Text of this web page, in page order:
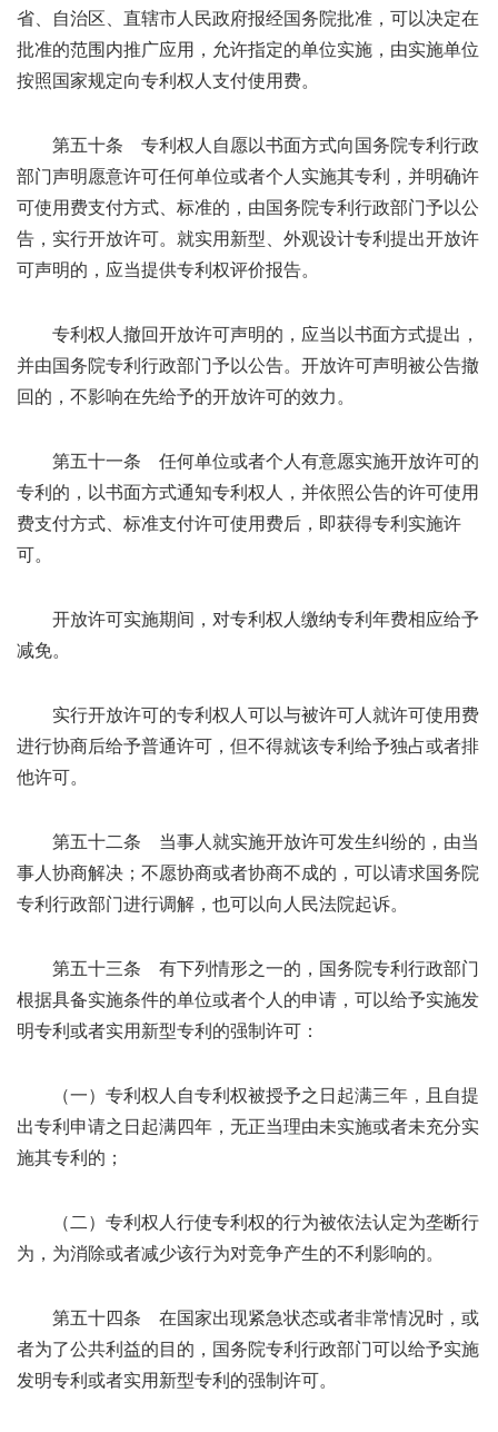
省、自治区、直辖市人民政府报经国务院批准，可以决定在
批准的范围内推广应用，允许指定的单位实施，由实施单位
按照国家规定向专利权人支付使用费。
第五十条 专利权人自愿以书面方式向国务院专利行政
部门声明愿意许可任何单位或者个人实施其专利，并明确许
可使用费支付方式、标准的，由国务院专利行政部门予以公
告，实行开放许可。就实用新型、外观设计专利提出开放许
可声明的，应当提供专利权评价报告。
专利权人撤回开放许可声明的，应当以书面方式提出，
并由国务院专利行政部门予以公告。开放许可声明被公告撤
回的，不影响在先给予的开放许可的效力。
第五十一条 任何单位或者个人有意愿实施开放许可的
专利的，以书面方式通知专利权人，并依照公告的许可使用
费支付方式、标准支付许可使用费后，即获得专利实施许
可。
开放许可实施期间，对专利权人缴纳专利年费相应给予
减免。
实行开放许可的专利权人可以与被许可人就许可使用费
进行协商后给予普通许可，但不得就该专利给予独占或者排
他许可。
第五十二条 当事人就实施开放许可发生纠纷的，由当
事人协商解决；不愿协商或者协商不成的，可以请求国务院
专利行政部门进行调解，也可以向人民法院起诉。
第五十三条 有下列情形之一的，国务院专利行政部门
根据具备实施条件的单位或者个人的申请，可以给予实施发
明专利或者实用新型专利的强制许可：
（一）专利权人自专利权被授予之日起满三年，且自提
出专利申请之日起满四年，无正当理由未实施或者未充分实
施其专利的；
（二）专利权人行使专利权的行为被依法认定为垄断行
为，为消除或者减少该行为对竞争产生的不利影响的。
第五十四条 在国家出现紧急状态或者非常情况时，或
者为了公共利益的目的，国务院专利行政部门可以给予实施
发明专利或者实用新型专利的强制许可。